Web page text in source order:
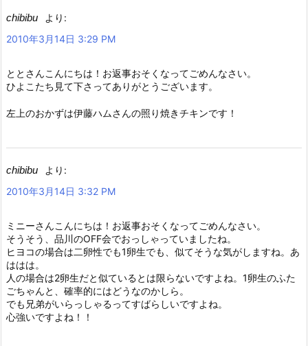
chibibu
より:
2010年3月14日 3:29 PM
ととさんこんにちは！お返事おそくなってごめんなさい。
ひよこたち見て下さってありがとうございます。
左上のおかずは伊藤ハムさんの照り焼きチキンです！
chibibu
より:
2010年3月14日 3:32 PM
ミニーさんこんにちは！お返事おそくなってごめんなさい。
そうそう、品川のOFF会でおっしゃっていましたね。
ヒヨコの場合は二卵性でも1卵生でも、似てそうな気がしますね。あ
ははは。
人の場合は2卵生だと似ているとは限らないですよね。1卵生のふた
ごちゃんと、確率的にはどうなのかしら。
でも兄弟がいらっしゃるってすばらしいですよね。
心強いですよね！！